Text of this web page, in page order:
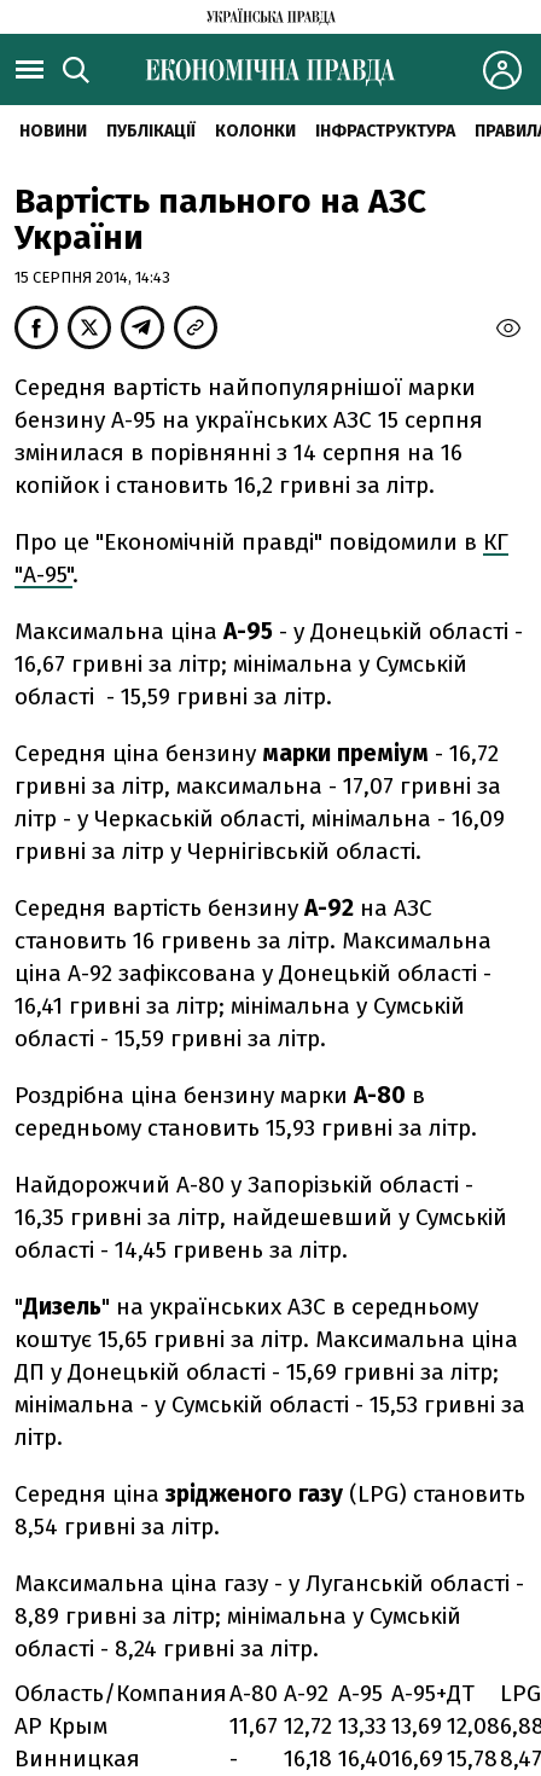
НОВИНИ ПУБЛІКАЦІЇ КОЛОНКИ ІНФРАСТРУКТУРА
Вартість пального на АЗС
України
15 СЕРПНЯ 2014, 14:43
Середня вартість найпопулярнішої марки
бензину А-95 на українських АЗС 15 серпня
змінилася в порівнянні з 14 серпня на 16
копійок і становить 16,2 гривні за літр.
Про це "Економічній правді" повідомили в КГ
"А-95".
Максимальна ціна А-95 - у Донецькій області -
16,67 гривні за літр; мінімальна у Сумській
області - 15,59 гривні за літр.
Середня ціна бензину марки преміум - 16,72
гривні за літр, максимальна - 17,07 гривні за
літр - у Черкаській області, мінімальна - 16,09
гривні за літр у Чернігівській області.
Середня вартість бензинуА-92 на АЗС
становить 16 гривень за літр. Максимальна
ціна А-92 зафіксована у Донецькій області -
16,41 гривні за літр; мінімальна у Сумській
області - 15,59 гривні за літр.
Роздрібна ціна бензину маркиА-80 в
середньому становить 15,93 гривні за літр.
Найдорожчий А-80 у Запорізькій області -
16,35 гривні за літр, найдешевший у Сумській
області - 14,45 гривень за літр.
"Дизель" на українських АЗС в середньому
коштує 15,65 гривні за літр. Максимальна ціна
ДП у Донецькій області - 15,69 гривні за літр;
мінімальна - у Сумській області - 15,53 гривні за
літр.
Середня ціна зрідженого газу (LPG) становить
8,54 гривні за літр.
Максимальна ціна газу - у Луганській області -
8,89 гривні за літр; мінімальна у Сумській
області - 8,24 гривні за літр.
Область/КомпанияА-80 А-92 А-95 А-95+ДТ
LPG
АР Крым
11,67 12,72 13,33 13,69 12,08
Винницкая
- 16,18 16,4016,6915,788,47